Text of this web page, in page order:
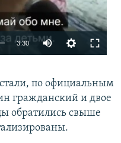
3:30
по официальным
гражданский и двое
обратились свыше